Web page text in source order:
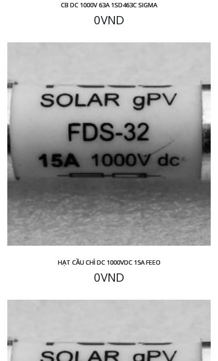
CB DC 1000V 63A 1SD463C SIGMA
0VND
HẠT CẦU CHÌ DC 1000VDC 15A FEEO
0VND